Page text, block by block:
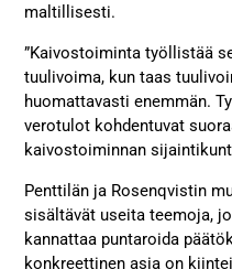
maltillisesti.
”Kaivostoiminta työllistää
tuulivoima, kun taas
huomattavasti enemmän.
verotulot kohdentuvat
kaivostoiminnan
Penttilän ja Rosenqvistin
sisältävät useita teemoja,
kannattaa puntaroida
konkreettinen asia on